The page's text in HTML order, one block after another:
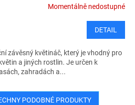
Momentálně nedostupné
DETAIL
závěsný květináč, který je vhodný pro
a jiných rostlin. Je určen k
zahradách a...
PODOBNÉ PRODUKTY